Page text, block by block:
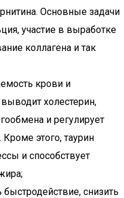
Основные задачи
участие в выработке
коллагена и так
крови и
холестерин,
и регулирует
этого, таурин
и способствует
снизить